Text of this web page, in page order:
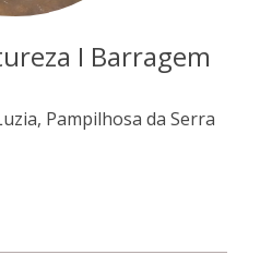
I Barragem
Pampilhosa da Serra